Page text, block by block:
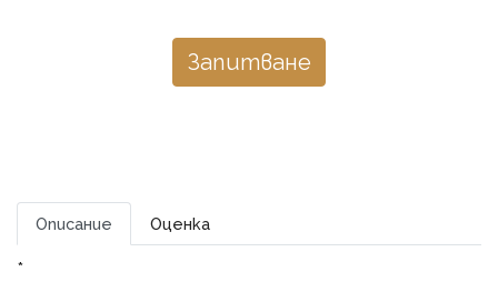
Запитване
Описание Оценка
*